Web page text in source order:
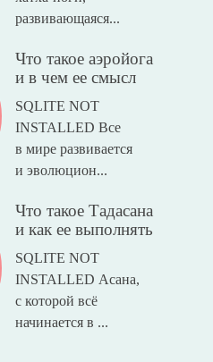
развивающаяся...
Что такое аэройога
и в чем ее смысл
SQLITE NOT
INSTALLED Все
в мире развивается
и эволюцион...
Что такое Тадасана
и как ее выполнять
SQLITE NOT
INSTALLED Асана,
с которой всё
начинается в ...